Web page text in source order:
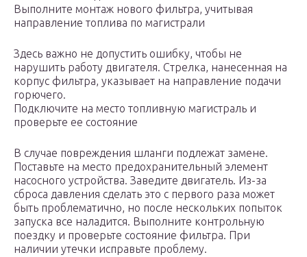
Выполните монтаж нового фильтра, учитывая
направление топлива по магистрали
Здесь важно не допустить ошибку, чтобы не
нарушить работу двигателя. Стрелка, нанесенная на
корпус фильтра, указывает на направление подачи
горючего.
Подключите на место топливную магистраль и
проверьте ее состояние
В случае повреждения шланги подлежат замене.
Поставьте на место предохранительный элемент
насосного устройства. Заведите двигатель. Из-за
сброса давления сделать это с первого раза может
быть проблематично, но после нескольких попыток
запуска все наладится. Выполните контрольную
поездку и проверьте состояние фильтра. При
наличии утечки исправьте проблему.